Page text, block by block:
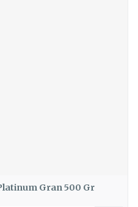
Gran 500 Gr